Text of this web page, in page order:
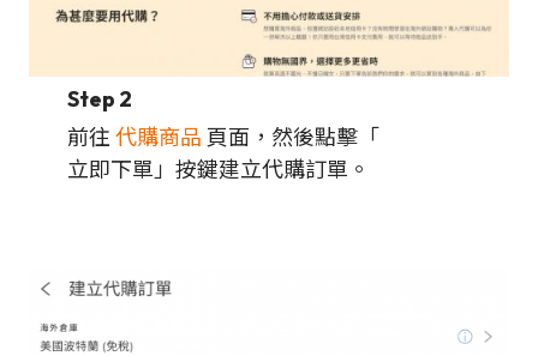
Step 2
前往 代購商品 頁面，然後點擊「
立即下單」按鍵建立代購訂單。